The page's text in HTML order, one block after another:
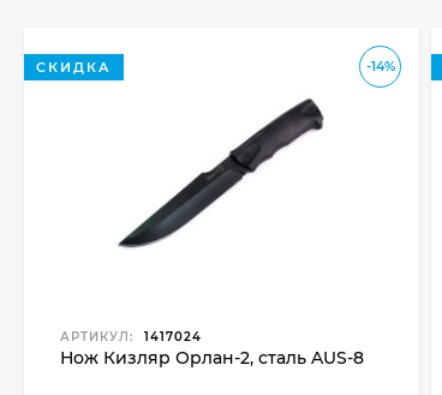
-14%
СКИДКА
АРТИКУЛ: 1417024
Нож Кизляр Орлан-2, сталь AUS-8